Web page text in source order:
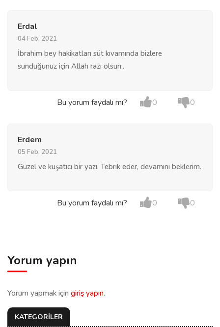
Erdal
04 Feb, 2021
İbrahim bey hakikatları süt kıvamında bizlere
sunduğunuz için Allah razı olsun..
Bu yorum faydalı mı? 0 0
Erdem
05 Feb, 2021
Güzel ve kuşatıcı bir yazı. Tebrik eder, devamını beklerim.
Bu yorum faydalı mı? 0 0
Yorum yapın
Yorum yapmak için giriş yapın.
KATEGORİLER